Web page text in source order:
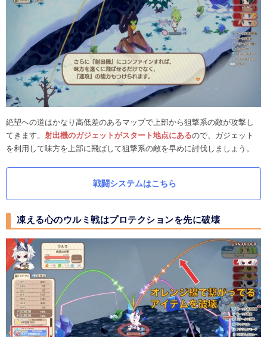
絶望への道はかなり高低差のあるマップで上部から狙撃系の敵が攻撃し
てきます。 射出機のガジェットがスタート地点にあるので、ガジェット
を利用して味方を上部に飛ばして狙撃系の敵を早めに討伐しましょう。
戦闘システムはこちら
凍える心のウルミ戦はプロテクションを先に破壊